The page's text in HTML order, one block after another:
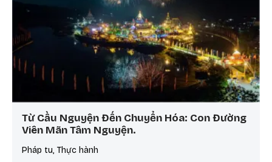
Từ Cầu Nguyện Đến Chuyển Hóa: Con Đường
Viên Mãn Tâm Nguyện.
Pháp tu, Thực hành